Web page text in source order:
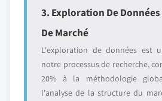
3. Exploration De
De Marché
L'exploration de données est
notre processus de recherche,
20% à la méthodologie
l'analyse de la structure du